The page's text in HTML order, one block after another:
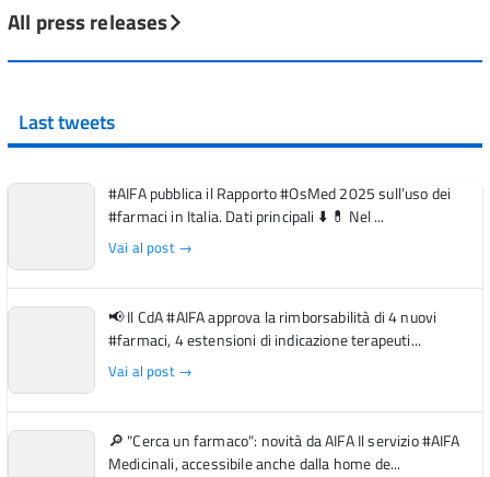
All press releases
Last tweets
#AIFA pubblica il Rapporto #OsMed 2025 sull’uso dei
#farmaci in Italia. Dati principali ⬇️ 💊 Nel ...
Vai al post →
📢 Il CdA #AIFA approva la rimborsabilità di 4 nuovi
#farmaci, 4 estensioni di indicazione terapeuti...
Vai al post →
🔎 "Cerca un farmaco": novità da AIFA Il servizio #AIFA
Medicinali, accessibile anche dalla home de...